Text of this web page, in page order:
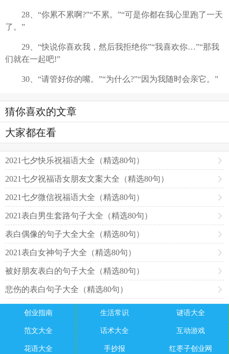
28、“你累不累啊?”“不累。”“可是你都在我心里跑了一天
了。”
29、“快说你喜欢我，然后我拒绝你”“我喜欢你…”“那我
们就在一起吧!”
30、“请管好你的嘴。”“为什么?”“因为我随时会亲它。”
猜你喜欢的文章
大家都在看
2021七夕快乐祝福语大全（精选80句）
2021七夕祝福语女朋友文案大全（精选80句）
2021七夕微信祝福语大全（精选80句）
2021表白男生套路句子大全（精选80句）
表白偶像的句子大全大全（精选80句）
2021表白女神句子大全（精选80句）
被好朋友表白的句子大全（精选80句）
悲伤的表白句子大全（精选80句）
创业指南 生活常识 谜语大全
范文大全 话术大全 互动游戏
花语大全 手抄报 红枣子创业网